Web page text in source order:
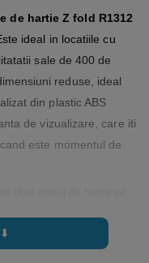
de hartie Z fold R1312
ideal in locatiile cu
sale de 400 de
reduse, ideal
din plastic ABS
de vizualizare, care iti
este momentul de
inguste
mat, semilucios, care